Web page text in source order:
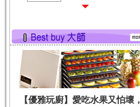
有蛋白質、脂肪、磷...
鮪魚
鮪魚肚肉中的不飽和脂
肪酸內富含EPA和DH...
韭菜
韭菜所含的膳食纖維能
【優雅玩廚】愛吃水果又怕壞，